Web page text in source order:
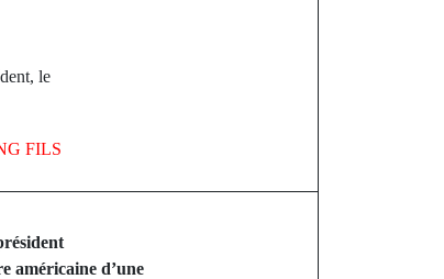
le
FILS
américaine d’une